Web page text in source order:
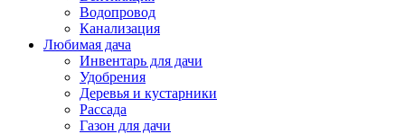
Водопровод
Канализация
Любимая дача
Инвентарь для дачи
Удобрения
Деревья и кустарники
Рассада
Газон для дачи